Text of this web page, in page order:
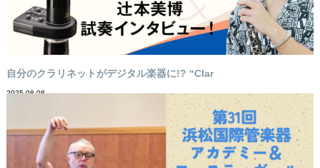
自分のクラリネットがデジタル楽器に!? “Clar
2025-08-08